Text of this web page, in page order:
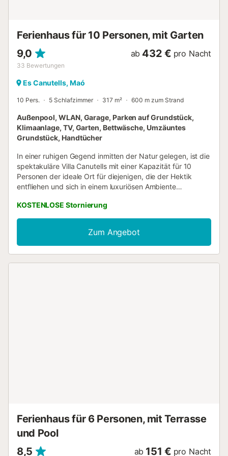
untersagt. Die Unterkunft befindet...
Ferienhaus für 10 Personen, mit Garten
9,0
33 Bewertungen
ab 432 € pro Nacht
Es Canutells, Maó
10 Pers. 5 Schlafzimmer 317 m² 600 m zum Strand
Außenpool, WLAN, Garage, Parken auf Grundstück,
Klimaanlage, TV, Garten, Bettwäsche, Umzäuntes
Grundstück, Handtücher
In einer ruhigen Gegend inmitten der Natur gelegen, ist die
spektakuläre Villa Canutells mit einer Kapazität für 10
Personen der ideale Ort für diejenigen, die der Hektik
entfliehen und sich in einem luxuriösen Ambiente
klimatisierte Ferienhaus mit lichtdurchfluteten Räumen und
moderner Architektur über 5 Schlafzimmer, 5 Bäder, 2
Wohnzimmer sowie eine gut ausgestattete Küche mit
Kochinsel. Zur hochwertigen Ausstattung des
kinderfreundlichen Ferienhauses gehören außerdem
KOSTENLOSE Stornierung
Zum Angebot
Ferienhaus für 6 Personen, mit Terrasse
und Pool
8,5
ab 151 € pro Nacht